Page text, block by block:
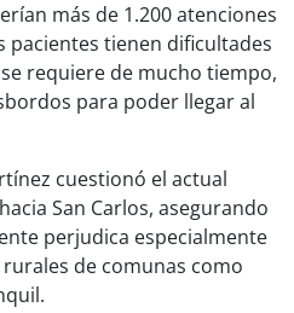
más de 1.200 atenciones
pacientes tienen dificultades
requiere de mucho tiempo,
para poder llegar al
cuestionó el actual
San Carlos, asegurando
perjudica especialmente
de comunas como